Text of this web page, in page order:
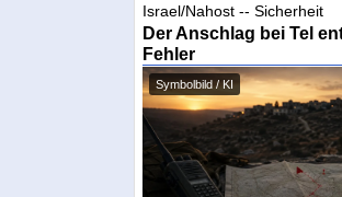
Israel/Nahost -- Sicherheit
Der Anschlag bei Tel
Fehler
Symbolbild / KI